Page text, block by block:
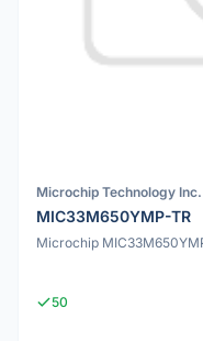
Microchip Technology Inc.
MIC33M650YMP-TR
Microchip
50